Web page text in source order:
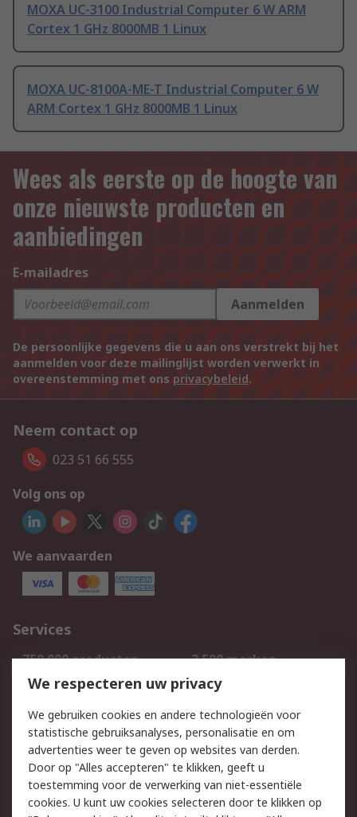
MOXA UC-3100 Industrial Computer 6 W ARM
Cortex 1 GHz 8000MB 1 Linux
MOXA UC-8100A-ME-T Industrial Computer 6 W
ARM Cortex 1 GHz 8000MB 1 Linux
Wees als eerste op de hoogte van
onze nieuwste producten en
aanbiedingen
E-mailadres
Aanmelden
De persoonlijke gegevens die u aan ons verstrekt bij het
aanmelden voor deze mailinglijst worden verwerkt in
overeenstemming met ons privacybeleid.
Neem contact op
023 51 66 555
Volg ons op
We aanvaarden
Services
750.000 producten
2.500 merken
Bestellen
Inkoopoplossingen
Track & Trace
Wettelijk
Cookiebeleid
Email veiligheid
We respecteren uw privacy
We gebruiken cookies en andere technologieën voor
statistische gebruiksanalyses, personalisatie en om
advertenties weer te geven op websites van derden.
Door op "Alles accepteren" te klikken, geeft u
toestemming voor de verwerking van niet-essentiële
cookies. U kunt uw cookies selecteren door te klikken op